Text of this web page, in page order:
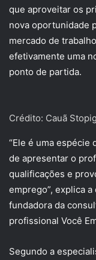
que aproveitar os
nova oportunidade
mercado de
efetivamente uma
ponto de partida.
Crédito: Cauã
“Ele é uma espécie
de apresentar o
qualificações e
emprego”, explica
fundadora da
profissional Você
Segundo a